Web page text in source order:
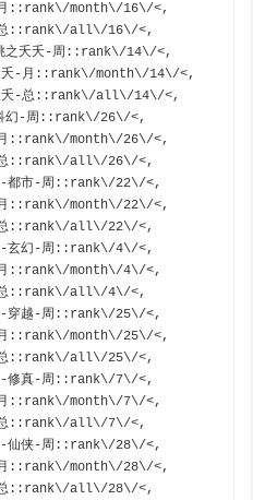
::rank\/month\/16\/<,
总::rank\/all\/16\/<,
夭夭-周::rank\/14\/<,
夭-月::rank\/month\/14\/<,
夭-总::rank\/all\/14\/<,
幻-周::rank\/26\/<,
::rank\/month\/26\/<,
总::rank\/all\/26\/<,
市-周::rank\/22\/<,
::rank\/month\/22\/<,
总::rank\/all\/22\/<,
幻-周::rank\/4\/<,
::rank\/month\/4\/<,
-总::rank\/all\/4\/<,
越-周::rank\/25\/<,
::rank\/month\/25\/<,
总::rank\/all\/25\/<,
真-周::rank\/7\/<,
::rank\/month\/7\/<,
-总::rank\/all\/7\/<,
侠-周::rank\/28\/<,
::rank\/month\/28\/<,
总::rank\/all\/28\/<,